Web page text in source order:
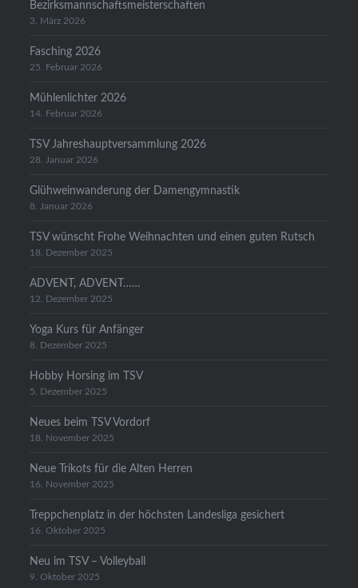
Bezirksmannschaftsmeisterschaften
3. März 2026
Fasching 2026
25. Februar 2026
Mühlenlichter 2026
14. Februar 2026
TSV Jahreshauptversammlung 2026
28. Januar 2026
Glühweinwanderung der Damengymnastik
8. Januar 2026
TSV wünscht Frohe Weihnachten und einen guten Rutsch
18. Dezember 2025
ADVENT, ADVENT……
12. Dezember 2025
Yoga Kurs für Anfänger
8. Dezember 2025
Hobby Horsing im TSV
5. Dezember 2025
Neues beim TSV Vordorf
18. November 2025
Neue Trikots für die Alten Herren
16. November 2025
Treppchenplatz in der höchsten Landesliga gesichert
16. Oktober 2025
Neu im TSV – Volleyball
9. Oktober 2025